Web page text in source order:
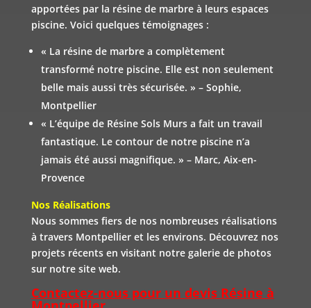
apportées par la résine de marbre à leurs espaces
piscine. Voici quelques témoignages :
« La résine de marbre a complètement
transformé notre piscine. Elle est non seulement
belle mais aussi très sécurisée. » – Sophie,
Montpellier
« L’équipe de Résine Sols Murs a fait un travail
fantastique. Le contour de notre piscine n’a
jamais été aussi magnifique. » – Marc, Aix-en-
Provence
Nos Réalisations
Nous sommes fiers de nos nombreuses réalisations
à travers Montpellier et les environs. Découvrez nos
projets récents en visitant notre galerie de photos
sur notre site web.
Contactez-nous pour un devis Résine à